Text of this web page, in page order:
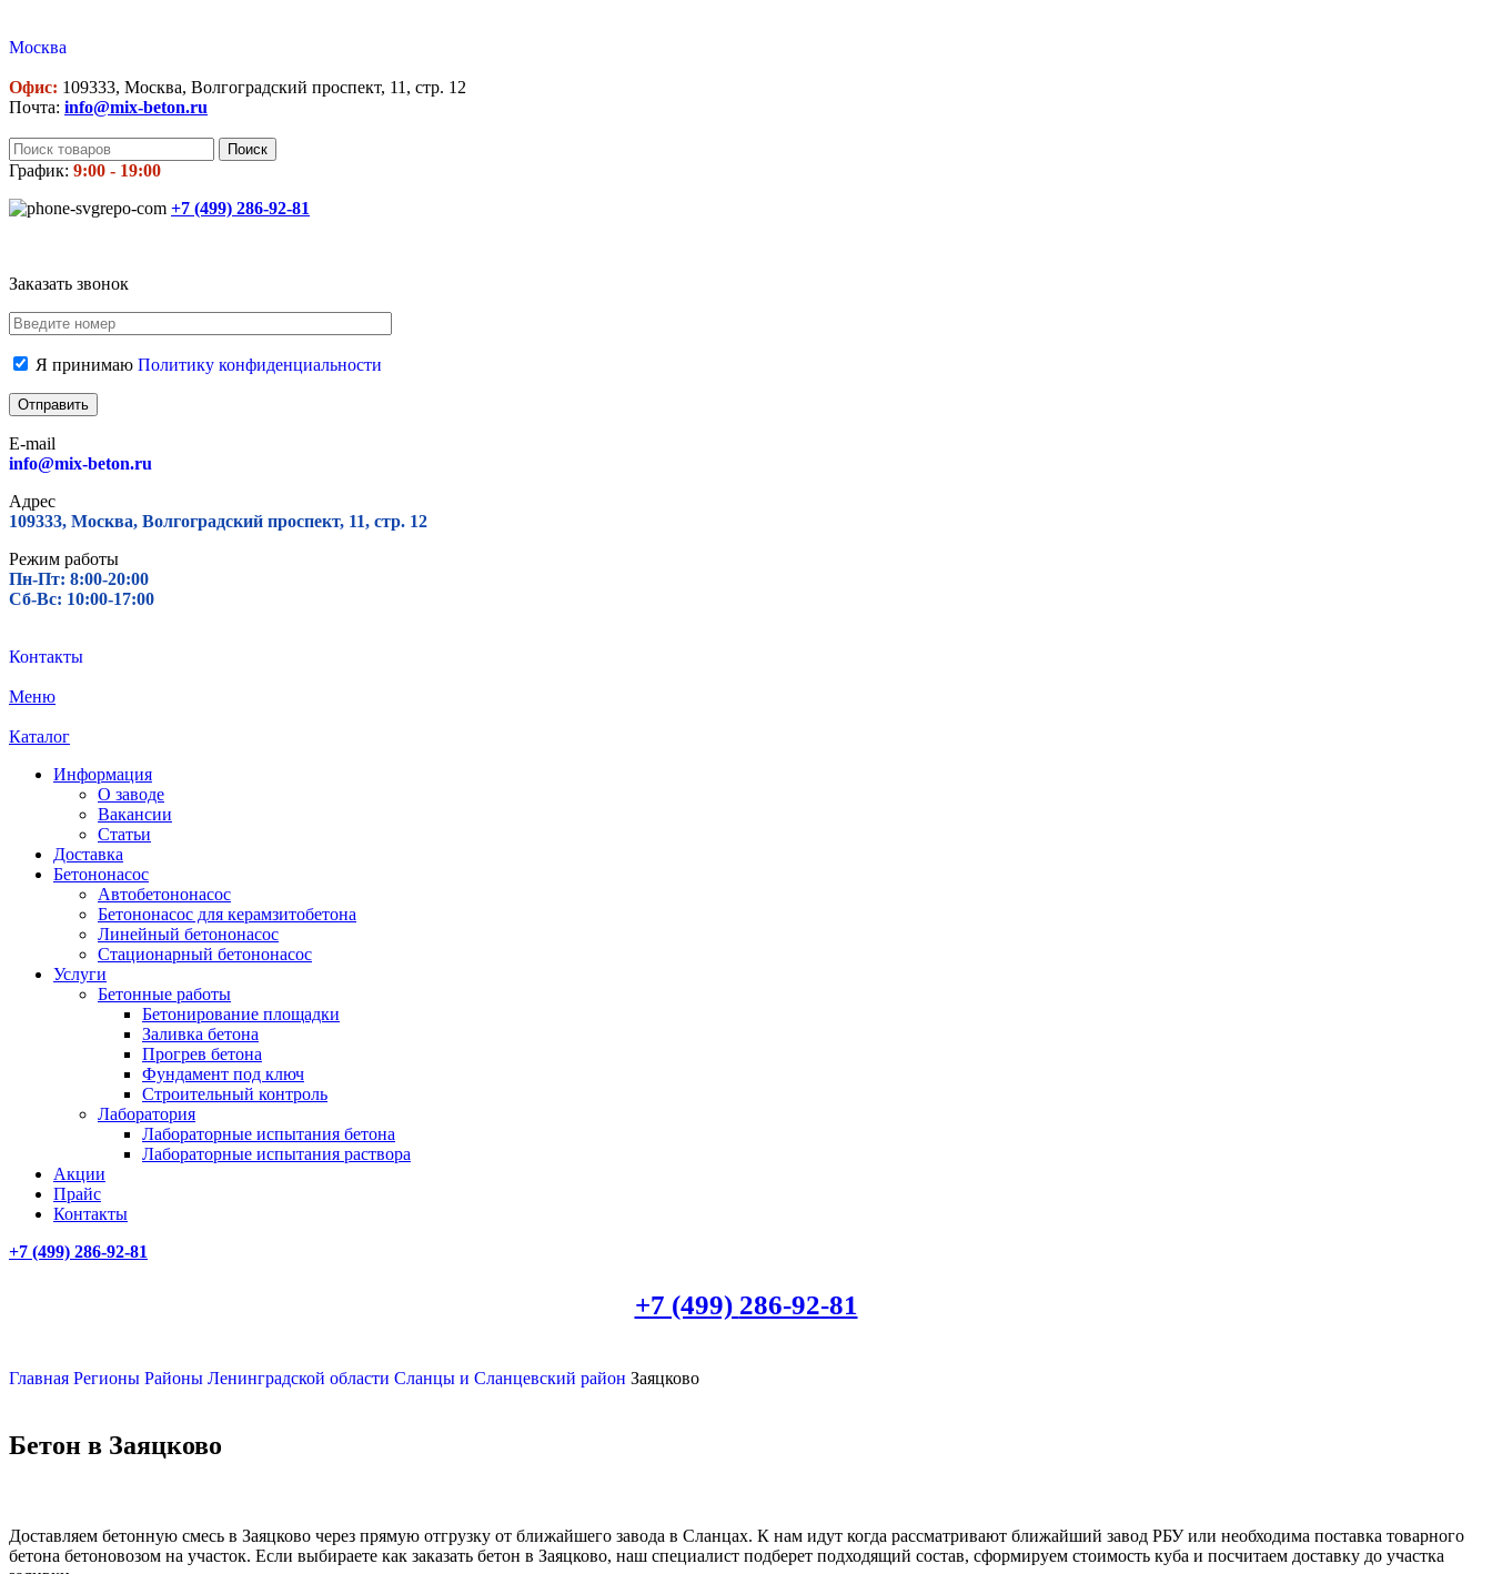
Москва
Офис: 109333, Москва, Волгоградский проспект, 11, стр. 12
Почта: info@mix-beton.ru
Поиск
График: 9:00 - 19:00
+7 (499) 286-92-81
Заказать звонок
Я принимаю Политику конфиденциальности
E-mail
info@mix-beton.ru
Адрес
109333, Москва, Волгоградский проспект, 11, стр. 12
Режим работы
Пн-Пт: 8:00-20:00
Сб-Вс: 10:00-17:00
Контакты
Меню
Каталог
Информация
О заводе
Вакансии
Статьи
Доставка
Бетононасос
Автобетононасос
Бетононасос для керамзитобетона
Линейный бетононасос
Стационарный бетононасос
Услуги
Бетонные работы
Бетонирование площадки
Заливка бетона
Прогрев бетона
Фундамент под ключ
Строительный контроль
Лаборатория
Лабораторные испытания бетона
Лабораторные испытания раствора
Акции
Прайс
Контакты
+7 (499) 286-92-81
+7 (499) 286-92-81
Главная Регионы Районы Ленинградской области Сланцы и Сланцевский район Заяцково
Бетон в Заяцково
Доставляем бетонную смесь в Заяцково через прямую отгрузку от ближайшего завода в Сланцах. К нам идут когда рассматривают ближайший завод РБУ или необходима поставка товарного
бетона бетоновозом на участок. Если выбираете как заказать бетон в Заяцково, наш специалист подберет подходящий состав, сформируем стоимость куба и посчитаем доставку до участка